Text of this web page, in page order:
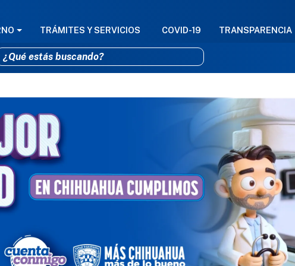
Pasar al contenido principal
PRINCIPAL
TRÁMITES Y SERVICIOS COVID-19 TRANSPARENCIA